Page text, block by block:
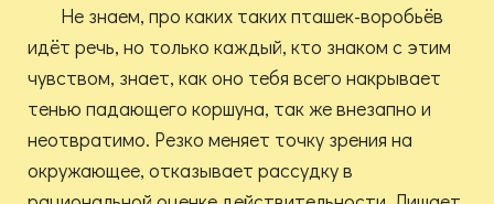
Не знаем, про каких таких пташек-воробьёв
идёт речь, но только каждый, кто знаком с этим
чувством, знает, как оно тебя всего накрывает
тенью падающего коршуна, так же внезапно и
неотвратимо. Резко меняет точку зрения на
окружающее, отказывает рассудку в